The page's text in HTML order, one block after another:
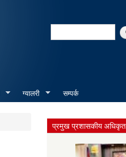
Search
ग्यालरी सम्पर्क
प्रमुख प्रशासकीय अधिकृत